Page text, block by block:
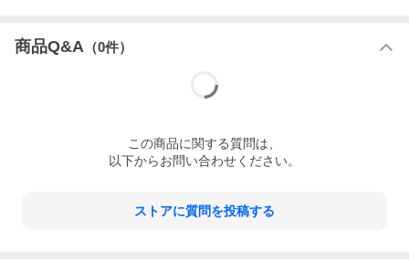
商品Q&A （0件）
この商品に関する質問は、
以下からお問い合わせください。
ストアに質問を投稿する